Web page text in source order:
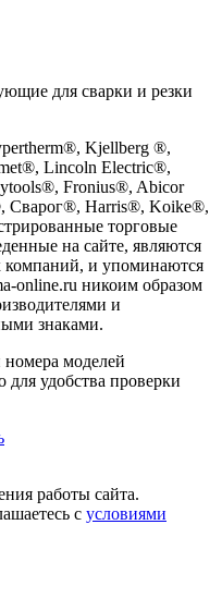
для сварки и резки
Kjellberg ®,
Lincoln Electric®,
Fronius®, Abicor
Harris®, Koike®,
торговые
на сайте, являются
компаний, и упоминаются
online.ru никоим образом
и
знаками.
моделей
удобства проверки
работы сайта.
с условиями